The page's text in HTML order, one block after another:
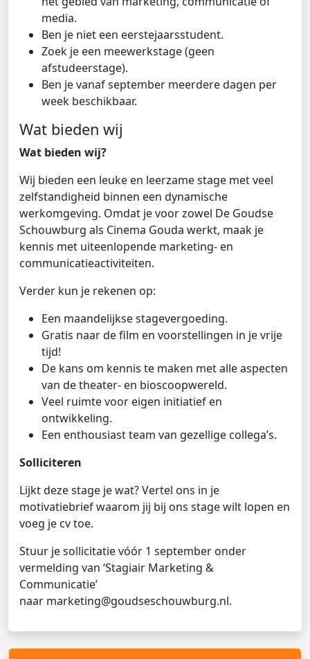
media.
Ben je niet een eerstejaarsstudent.
Zoek je een meewerkstage (geen
afstudeerstage).
Ben je vanaf september meerdere dagen per
week beschikbaar.
Wat bieden wij
Wat bieden wij?
Wij bieden een leuke en leerzame stage met veel
zelfstandigheid binnen een dynamische
werkomgeving. Omdat je voor zowel De Goudse
Schouwburg als Cinema Gouda werkt, maak je
kennis met uiteenlopende marketing- en
communicatieactiviteiten.
Verder kun je rekenen op:
Een maandelijkse stagevergoeding.
Gratis naar de film en voorstellingen in je vrije
tijd!
De kans om kennis te maken met alle aspecten
van de theater- en bioscoopwereld.
Veel ruimte voor eigen initiatief en
ontwikkeling.
Een enthousiast team van gezellige collega’s.
Solliciteren
Lijkt deze stage je wat? Vertel ons in je
motivatiebrief waarom jij bij ons stage wilt lopen en
voeg je cv toe.
Stuur je sollicitatie vóór 1 september onder
vermelding van ‘Stagiair Marketing &
Communicatie’
naar marketing@goudseschouwburg.nl.